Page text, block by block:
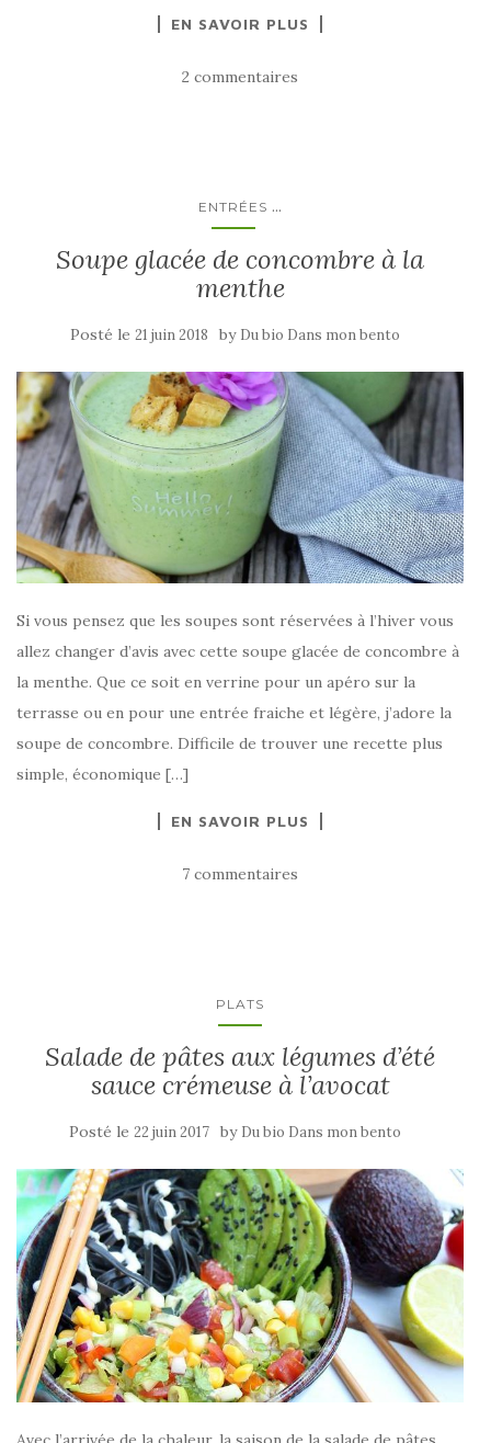
EN SAVOIR PLUS
2 commentaires
ENTRÉES ...
Soupe glacée de concombre à la
menthe
Posté le 21 juin 2018 by Du bio Dans mon bento
Si vous pensez que les soupes sont réservées à l’hiver vous
allez changer d’avis avec cette soupe glacée de concombre à
la menthe. Que ce soit en verrine pour un apéro sur la
terrasse ou en pour une entrée fraiche et légère, j’adore la
soupe de concombre. Difficile de trouver une recette plus
simple, économique […]
EN SAVOIR PLUS
7 commentaires
PLATS
Salade de pâtes aux légumes d’été
sauce crémeuse à l’avocat
Posté le 22 juin 2017 by Du bio Dans mon bento